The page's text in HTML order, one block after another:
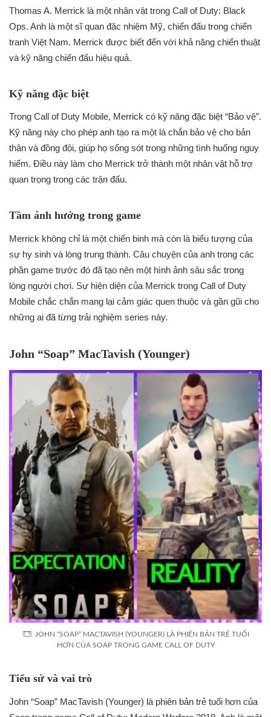
Thomas A. Merrick là một nhân vật trong Call of Duty: Black
Ops. Anh là một sĩ quan đặc nhiệm Mỹ, chiến đấu trong chiến
tranh Việt Nam. Merrick được biết đến với khả năng chiến thuật
và kỹ năng chiến đấu hiệu quả.
Kỹ năng đặc biệt
Trong Call of Duty Mobile, Merrick có kỹ năng đặc biệt “Bảo vệ”.
Kỹ năng này cho phép anh tạo ra một lá chắn bảo vệ cho bản
thân và đồng đội, giúp họ sống sót trong những tình huống nguy
hiểm. Điều này làm cho Merrick trở thành một nhân vật hỗ trợ
quan trọng trong các trận đấu.
Tầm ảnh hưởng trong game
Merrick không chỉ là một chiến binh mà còn là biểu tượng của
sự hy sinh và lòng trung thành. Câu chuyện của anh trong các
phần game trước đó đã tạo nên một hình ảnh sâu sắc trong
lòng người chơi. Sự hiện diện của Merrick trong Call of Duty
Mobile chắc chắn mang lại cảm giác quen thuộc và gần gũi cho
những ai đã từng trải nghiệm series này.
John “Soap” MacTavish (Younger)
JOHN “SOAP” MACTAVISH (YOUNGER) LÀ PHIÊN BẢN TRẺ TUỔI
HƠN CỦA SOAP TRONG GAME CALL OF DUTY
Tiểu sử và vai trò
John “Soap” MacTavish (Younger) là phiên bản trẻ tuổi hơn của